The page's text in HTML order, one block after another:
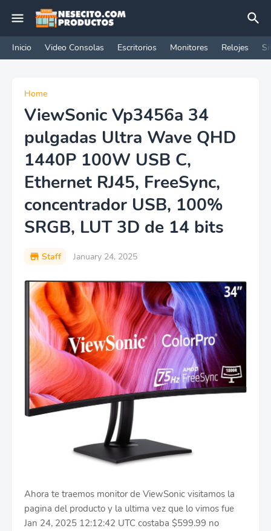
Inicio Video Consolas Escritorios Monitores Relojes
Home
ViewSonic Vp3456a 34
pulgadas Ultra Wave QHD
1440P 100W USB C,
Ethernet RJ45, FreeSync,
concentrador USB, 100%
SRGB, LUT 3D de 14 bits
Staff January 24, 2025
Ahora te traemos monitor de ViewSonic visitamos la
pagina del producto y la ultima vez que lo vimos fue
Jan 24, 2025 12:12:42 UTC costaba $599.99 no